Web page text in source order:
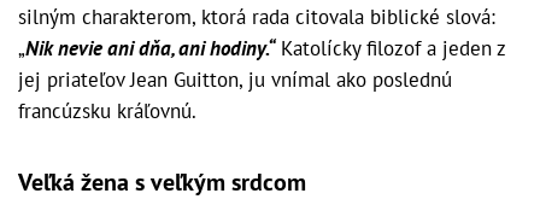
silným charakterom, ktorá rada citovala biblické slová:
„Nik nevie ani dňa, ani hodiny.“Katolícky filozof a jeden z
jej priateľov Jean Guitton, ju vnímal ako poslednú
francúzsku kráľovnú.
Veľká žena s veľkým srdcom